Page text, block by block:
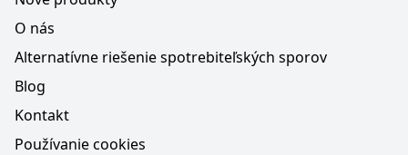
O nás
Alternatívne riešenie spotrebiteľských sporov
Blog
Kontakt
Používanie cookies